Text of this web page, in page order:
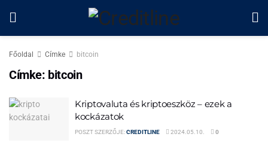
Főoldal Címke bitcoin
Címke: bitcoin
Kriptovaluta és kriptoeszköz – ezek a
kockázatok
POSZT SZERZŐJE:CREDITLINE 2024.05.10. 0